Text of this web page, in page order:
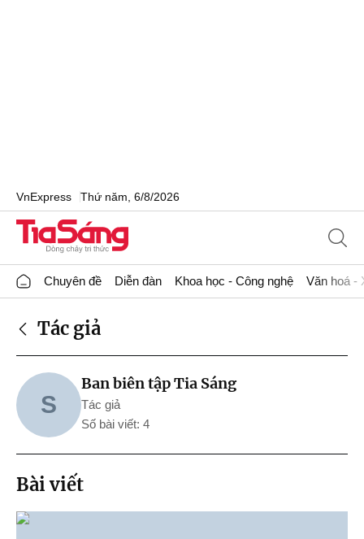
VnExpress Thứ năm, 6/8/2026
Chuyên đề Diễn đàn Khoa học - Công nghệ Văn hoá -
Tác giả
S
Ban biên tập Tia Sáng
Tác giả
Số bài viết: 4
Bài viết